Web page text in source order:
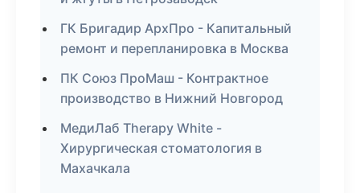
ГК Бригадир АрхПро - Капитальный
ремонт и перепланировка в Москва
ПК Союз ПроМаш - Контрактное
производство в Нижний Новгород
МедиЛаб Therapy White -
Хирургическая стоматология в
Махачкала